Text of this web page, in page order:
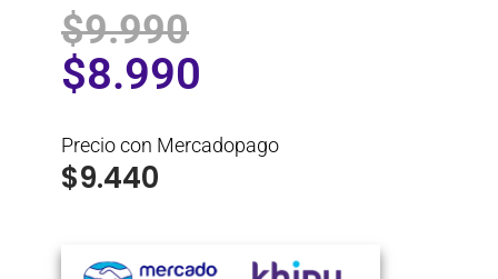
$9.990
$8.990
Precio con Mercadopago
$9.440